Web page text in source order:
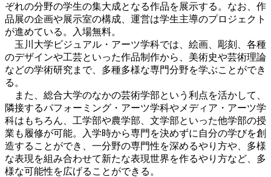
ぞれの分野の学生の集大成となる作品を展示する。なお、作
品展の企画や展示室の構成、運営は学生主導のプロジェクト
が進めている。入場無料。
玉川大学ビジュアル・アーツ学科では、絵画、彫刻、各種
のデザインや工芸といった作品制作から、美術史や芸術理論
などの学術研究まで、多種多様な専門分野を学ぶことができ
る。
また、総合大学のなかの芸術学部という利点を活かして、
隣接するパフォーミング・アーツ学科やメディア・アーツ学
科はもちろん、工学部や農学部、文学部といった他学部の授
業も履修が可能。入学時から専門を決めずに自分の学びを創
造することができ、一分野の専門性を深めるやり方や、多様
な表現を組み合わせて新たな表現世界を作るやり方など、多
様な可能性を広げることができる。